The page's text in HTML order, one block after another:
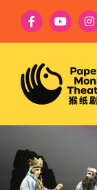
content
主戏